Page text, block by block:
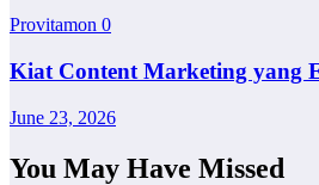
Provitamon 0
Kiat Content Marketing yang
June 23, 2026
You May Have Missed